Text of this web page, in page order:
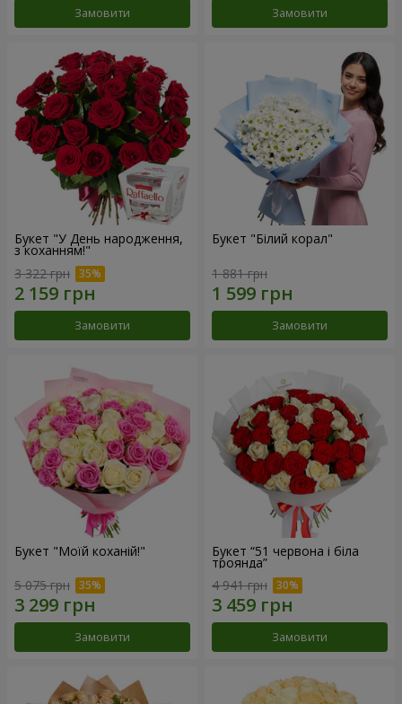
Замовити Замовити
Букет "У День народження,
з коханням!"
3 322 грн
Замовити
Букет "Білий корал"
1 881 грн
Замовити
Букет "Моїй коханій!"
5 075 грн
Замовити
Букет “51 червона і біла
троянда”
4 941 грн
Замовити